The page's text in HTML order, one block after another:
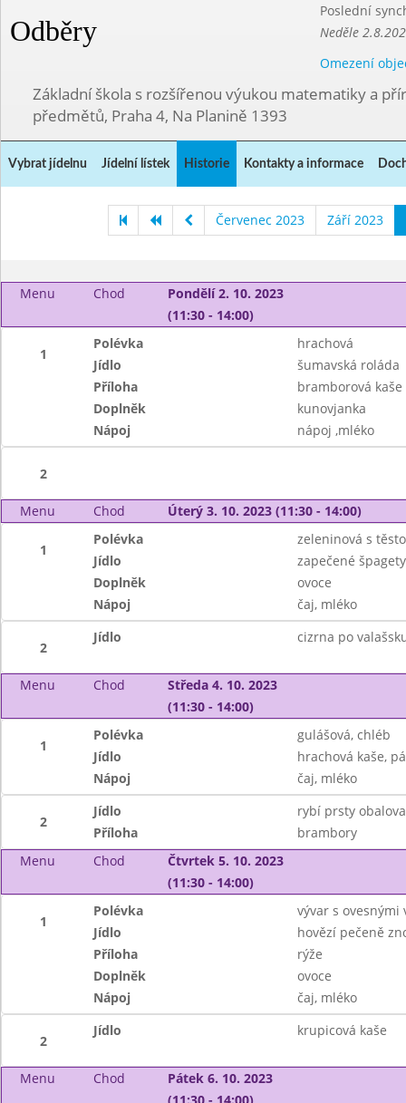
Odběry
Poslední
Neděle
Omezení
Základní škola s rozšířenou výukou matematiky a
předmětů, Praha 4, Na Planině 1393
Vybrat jídelnu Jídelní lístek Historie Kontakty a informace
Červenec 2023 Září 2023
Menu Chod
Pondělí 2. 10. 2023
(11:30 - 14:00)
1
Polévka
hrachová
Jídlo
šumavská roláda
Příloha
bramborová kaše
Doplněk
kunovjanka
Nápoj
nápoj ,mléko
2
Menu Chod Úterý 3. 10. 2023 (11:30 - 14:00)
1
Polévka
zeleninová s
Jídlo
zapečené
Doplněk
ovoce
Nápoj
čaj, mléko
2
Jídlo cizrna po
Menu Chod
Středa 4. 10. 2023
(11:30 - 14:00)
1
Polévka
gulášová, chléb
Jídlo
hrachová kaše,
Nápoj
čaj, mléko
2
Jídlo
rybí prsty
Příloha
brambory
Menu
Chod
Čtvrtek 5. 10. 2023
(11:30 - 14:00)
1
Polévka
vývar s ovesnými
Jídlo
hovězí pečeně
Příloha
rýže
Doplněk
ovoce
Nápoj
čaj, mléko
2
Jídlo krupicová kaše
Menu Chod
Pátek 6. 10. 2023